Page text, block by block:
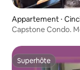
Appartement ⋅
Capstone Condo.
Superhôte
Superhôte